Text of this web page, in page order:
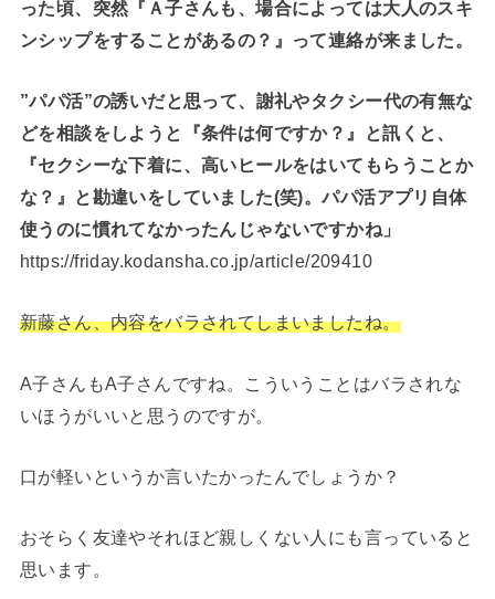
った頃、突然『Ａ子さんも、場合によっては大人のスキ
ンシップをすることがあるの？』って連絡が来ました。
”パパ活”の誘いだと思って、謝礼やタクシー代の有無な
どを相談をしようと『条件は何ですか？』と訊くと、
『セクシーな下着に、高いヒールをはいてもらうことか
な？』と勘違いをしていました(笑)。パパ活アプリ自体
使うのに慣れてなかったんじゃないですかね」
https://friday.kodansha.co.jp/article/209410
新藤さん、内容をバラされてしまいましたね。
A子さんもA子さんですね。こういうことはバラされな
いほうがいいと思うのですが。
口が軽いというか言いたかったんでしょうか？
おそらく友達やそれほど親しくない人にも言っていると
思います。